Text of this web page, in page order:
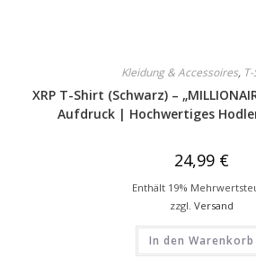
Kleidung & Accessoires,
XRP T-Shirt (Schwarz) –
Aufdruck | Hochwertiges
24,99 €
Enthält 19%
zzgl. Versand
In den Warenkorb